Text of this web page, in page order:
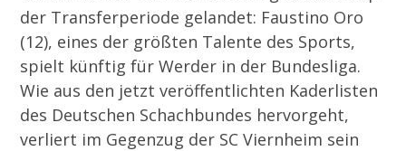
der Transferperiode gelandet: Faustino Oro
(12), eines der größten Talente des Sports,
spielt künftig für Werder in der Bundesliga.
Wie aus den jetzt veröffentlichten Kaderlisten
des Deutschen Schachbundes hervorgeht,
verliert im Gegenzug der SC Viernheim sein